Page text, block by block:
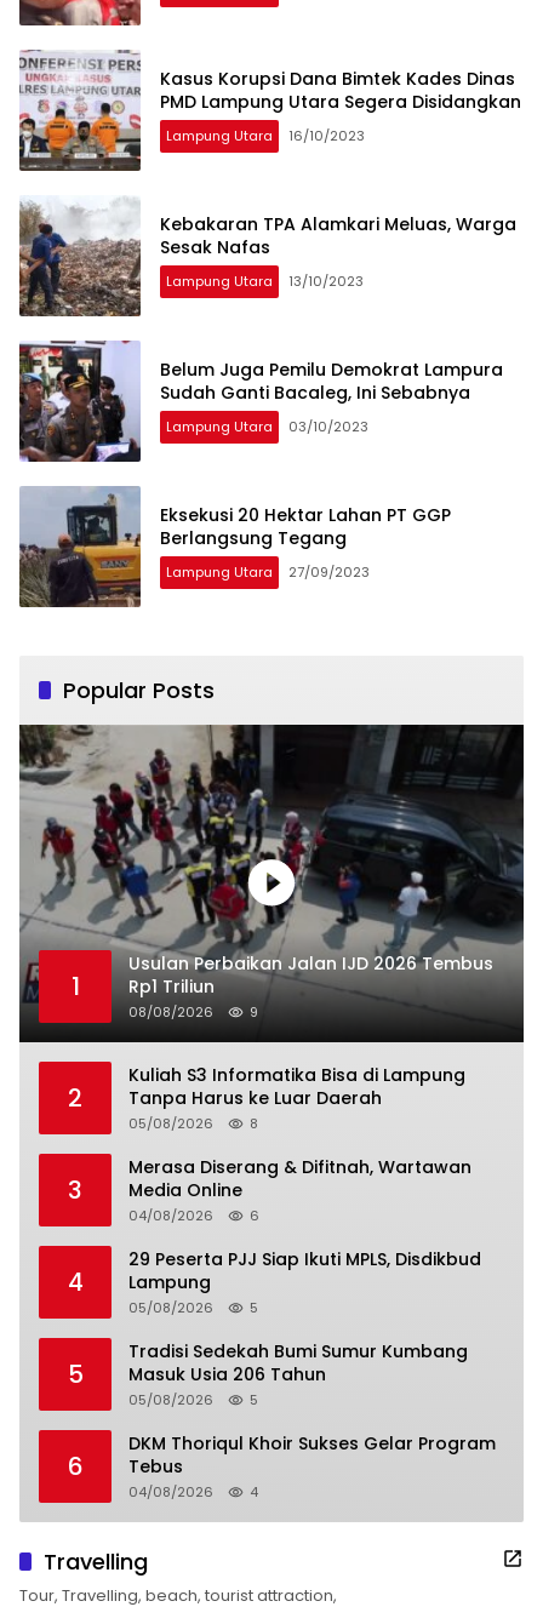
Kasus Korupsi Dana Bimtek Kades Dinas
PMD Lampung Utara Segera Disidangkan
Lampung Utara 16/10/2023
Kebakaran TPA Alamkari Meluas, Warga
Sesak Nafas
Lampung Utara 13/10/2023
Belum Juga Pemilu Demokrat Lampura
Sudah Ganti Bacaleg, Ini Sebabnya
Lampung Utara 03/10/2023
Eksekusi 20 Hektar Lahan PT GGP
Berlangsung Tegang
Lampung Utara 27/09/2023
Popular Posts
1
Usulan Perbaikan Jalan IJD 2026 Tembus
Rp1 Triliun
08/08/2026 9
2
Kuliah S3 Informatika Bisa di Lampung
Tanpa Harus ke Luar Daerah
05/08/2026 8
3
Merasa Diserang & Difitnah, Wartawan
Media Online
04/08/2026 6
4
29 Peserta PJJ Siap Ikuti MPLS, Disdikbud
Lampung
05/08/2026 5
5
Tradisi Sedekah Bumi Sumur Kumbang
Masuk Usia 206 Tahun
05/08/2026 5
6
DKM Thoriqul Khoir Sukses Gelar Program
Tebus
04/08/2026 4
Travelling
Tour, Travelling, beach, tourist attraction,